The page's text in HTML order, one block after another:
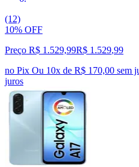
(12)
10% OFF
Preço R$ 1.529,99R$ 1.529,99
no Pix Ou 10x de R$ 170,00 sem
juros